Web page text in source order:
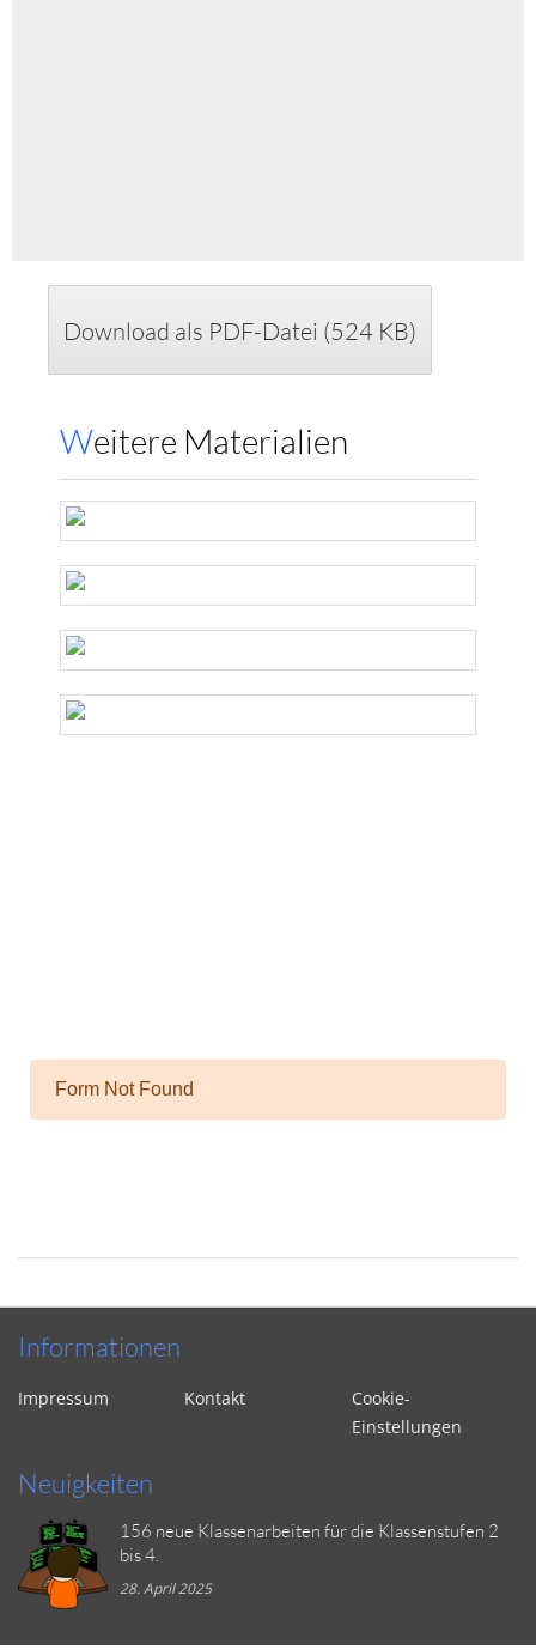
Download als PDF-Datei (524 KB)
Weitere Materialien
Informationen
Impressum Kontakt
Cookie-
Einstellungen
Neuigkeiten
156 neue Klassenarbeiten für die Klassenstufen 2
bis 4.
28. April 2025